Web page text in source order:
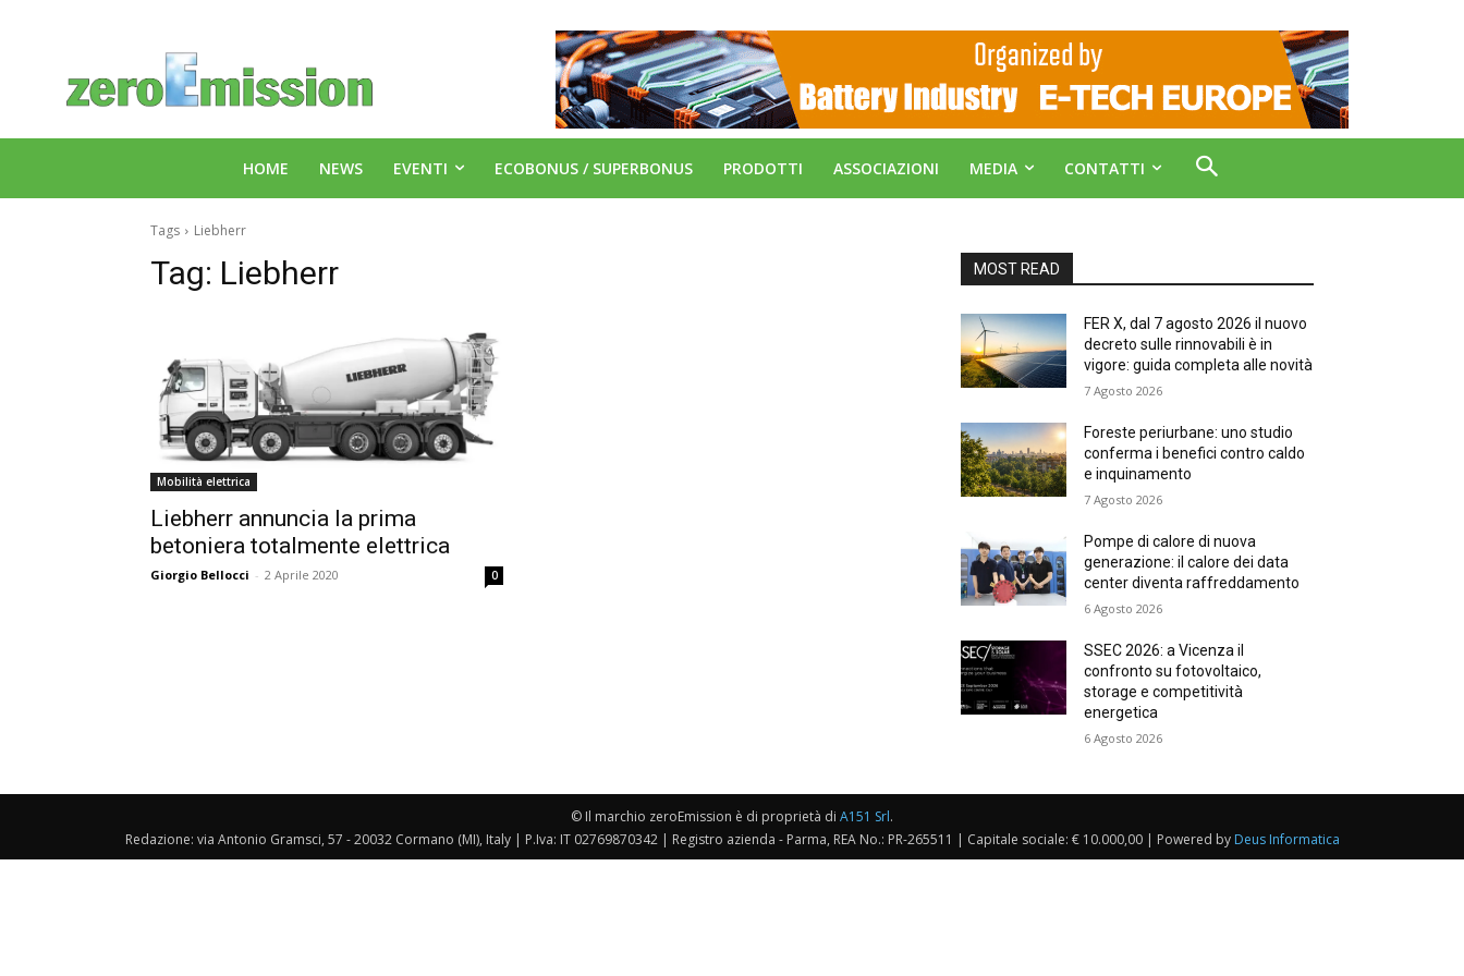
HOME NEWS EVENTI ECOBONUS / SUPERBONUS PRODOTTI ASSOCIAZIONI MEDIA CONTATTI
Tags Liebherr
Tag: Liebherr
Mobilità elettrica
Liebherr annuncia la prima
betoniera totalmente elettrica
Giorgio Bellocci - 2 Aprile 2020 0
MOST READ
FER X, dal 7 agosto 2026 il nuovo
decreto sulle rinnovabili è in
vigore: guida completa alle novità
7 Agosto 2026
Foreste periurbane: uno studio
conferma i benefici contro caldo
e inquinamento
7 Agosto 2026
Pompe di calore di nuova
generazione: il calore dei data
center diventa raffreddamento
6 Agosto 2026
SSEC 2026: a Vicenza il
confronto su fotovoltaico,
storage e competitività
energetica
6 Agosto 2026
© Il marchio zeroEmission è di proprietà di A151 Srl.
Redazione: via Antonio Gramsci, 57 - 20032 Cormano (MI), Italy | P.Iva: IT 02769870342 | Registro azienda - Parma, REA No.: PR-265511 | Capitale sociale: € 10.000,00 | Powered by Deus Informatica